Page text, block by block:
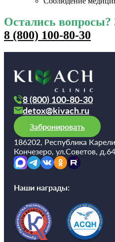
Остались вопросы?
8 (800) 100-80-30
8 (800) 100-80-30
detox@kivach.ru
Забронировать
186202, Республика
Кончезеро, ул.Советов, д.64
Наши награды: